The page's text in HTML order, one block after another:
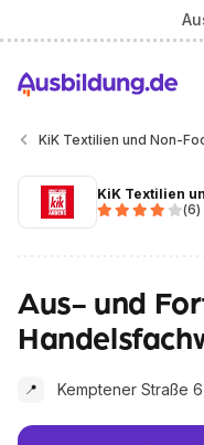
KiK Textilien und Non-
KiK Textilien
(6)
Aus- und
📍 Kemptener Straße